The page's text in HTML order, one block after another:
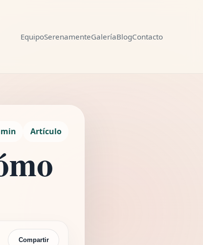
EquipoSerenamenteGaleríaBlogContacto
Artículo
Compartir